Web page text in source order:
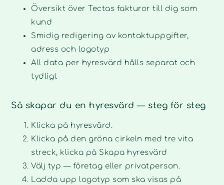
Översikt över Tectas fakturor till dig som
kund
Smidig redigering av kontaktuppgifter,
adress och logotyp
All data per hyresvärd hålls separat och
tydligt
Så skapar du en hyresvärd — steg för steg
Klicka på hyresvärd.
Klicka på den gröna cirkeln med tre vita
streck, klicka på Skapa hyresvärd
Välj typ — företag eller privatperson.
Ladda upp logotyp som ska visas på